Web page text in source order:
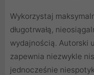
Wykorzystaj
długotrwałą,
wydajnością. Autorski
zapewnia niezwykle
jednocześnie